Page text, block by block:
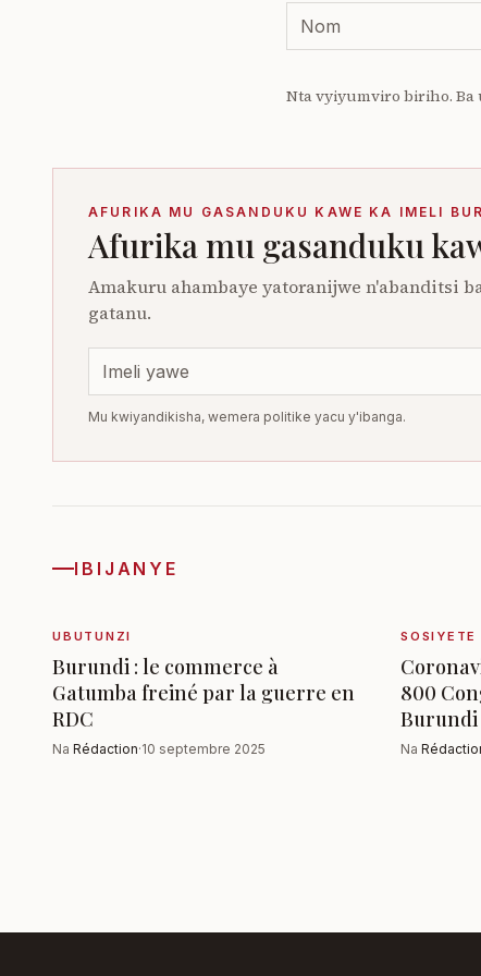
Nta vyiyumviro biriho. Ba
AFURIKA MU GASANDUKU KAWE KA IMELI
Afurika mu gasanduku
Amakuru ahambaye yatoranijwe n'abanditsi
gatanu.
Mu kwiyandikisha, wemera politike yacu y'ibanga.
IBIJANYE
UBUTUNZI
Burundi : le commerce à
Gatumba freiné par la guerre en
RDC
Na Rédaction·10 septembre 2025
SOSIYETE
800
Burundi
Na